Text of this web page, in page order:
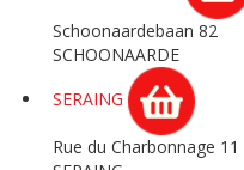
Schoonaardebaan 82
SCHOONAARDE
SERAING
Rue du Charbonnage 11